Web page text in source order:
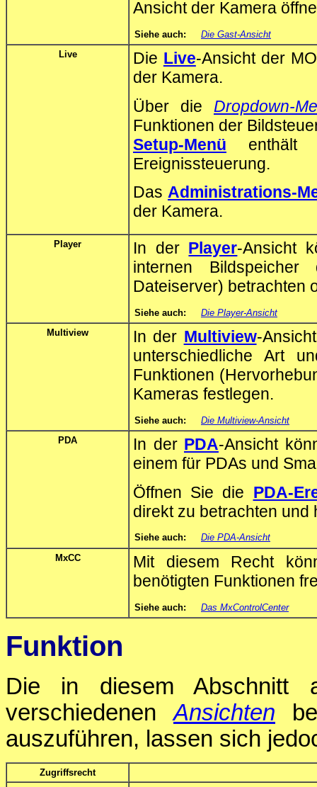
Ansicht der Kamera
Siehe auch:
Die Gast-Ansicht
Live
Die Live-Ansicht der
der Kamera.
Über die Dropdown-
Funktionen der
Setup-Menü enthält
Ereignissteuerung.
Das Administrations-
der Kamera.
Player In der Player-Ansicht
internen
Dateiserver) betrachten
Siehe auch:
Die Player-Ansicht
Multiview
In der Multiview-
unterschiedliche Art
Funktionen
Kameras festlegen.
Siehe auch:
Die Multiview-Ansicht
PDA
In der PDA-Ansicht
einem für PDAs und
Öffnen Sie die PDA-
direkt zu betrachten und
Siehe auch:
Die PDA-Ansicht
MxCC
Mit diesem Recht
benötigten Funktionen
Siehe auch: Das MxControlCenter
Funktion
Die in diesem Abschnitt
verschiedenenAnsichten
auszuführen, lassen sich
Zugriffsrecht